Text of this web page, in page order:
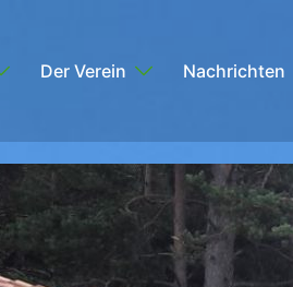
Der Verein Nachrichten